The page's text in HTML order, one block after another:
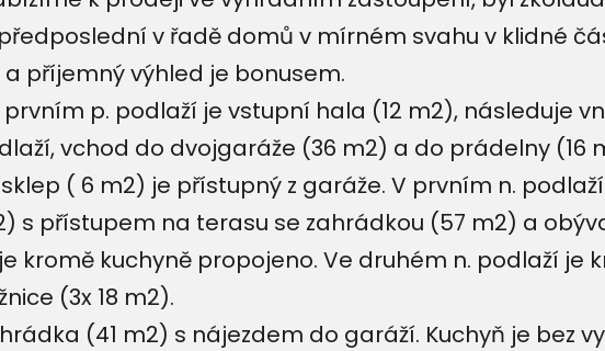
v řadě domů v mírném svahu v klidné
příjemný výhled je bonusem.
p. podlaží je vstupní hala (12 m2), následuje
vchod do dvojgaráže (36 m2) a do prádelny (16
( 6 m2) je přístupný z garáže. V prvním n.
s přístupem na terasu se zahrádkou (57 m2) a
kromě kuchyně propojeno. Ve druhém n. podlaží je
(3x 18 m2).
(41 m2) s nájezdem do garáží. Kuchyň je bez